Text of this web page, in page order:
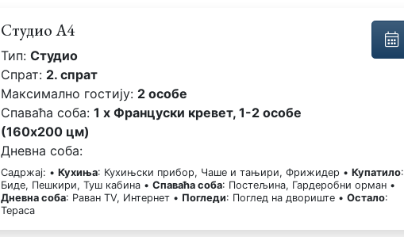
Студио А4
Тип:Студио
Спрат: 2. спрат
Максимално гостију: 2 особе
Спаваћа соба:1 x Француски кревет, 1-2 особе
(160x200 цм)
Дневна соба:
Садржај: •Кухиња: Кухињски прибор, Чаше и тањири, Фрижидер •Купатило:
Биде, Пешкири, Туш кабина •Спаваћа соба: Постељина, Гардеробни орман •
Дневна соба: Раван TV, Интернет • Погледи: Поглед на двориште •Остало:
Тераса